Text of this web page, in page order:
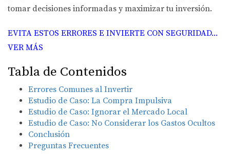
tomar decisiones informadas y maximizar tu inversión.
EVITA ESTOS ERRORES E INVIERTE CON SEGURIDAD...
VER MÁS
Tabla de Contenidos
Errores Comunes al Invertir
Estudio de Caso: La Compra Impulsiva
Estudio de Caso: Ignorar el Mercado Local
Estudio de Caso: No Considerar los Gastos Ocultos
Conclusión
Preguntas Frecuentes